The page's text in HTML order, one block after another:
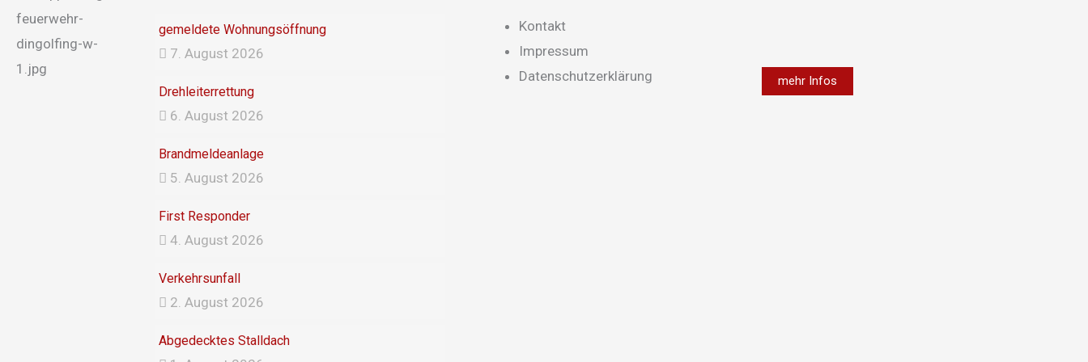
m
gemeldete Wohnungsöffnung
7. August 2026
Drehleiterrettung
6. August 2026
Brandmeldeanlage
5. August 2026
First Responder
4. August 2026
Verkehrsunfall
2. August 2026
Abgedecktes Stalldach
Main
Menu
Kontakt
Impressum
Datenschutzerklärung
mehr Infos